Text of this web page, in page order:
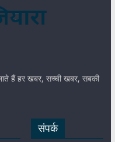
हैं हर खबर, सच्ची खबर, सबकी
संपर्क